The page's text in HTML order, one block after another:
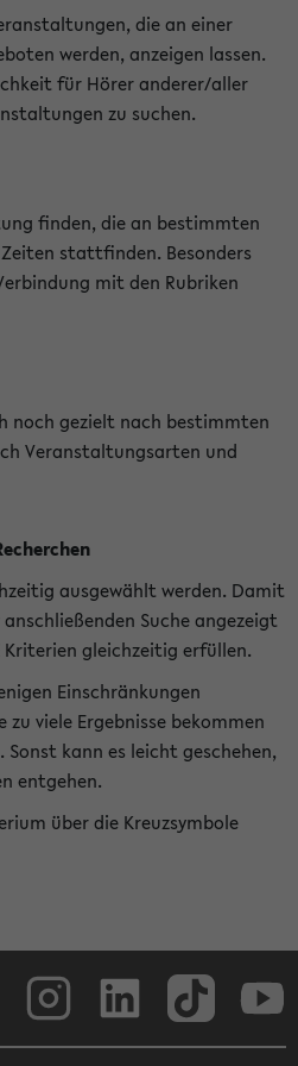
die an einer
werden, anzeigen lassen.
für Hörer anderer/aller
zu suchen.
finden, die an bestimmten
stattfinden. Besonders
mit den Rubriken
noch gezielt nach bestimmten
Veranstaltungsarten und
ausgewählt werden. Damit
Suche angezeigt
Kriterien gleichzeitig erfüllen.
Einschränkungen
zu viele Ergebnisse bekommen
kann es leicht geschehen,
entgehen.
über die Kreuzsymbole